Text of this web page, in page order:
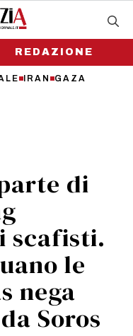
IRAN GAZA
REDAZIONE
di
scafisti.
le
nega
Soros